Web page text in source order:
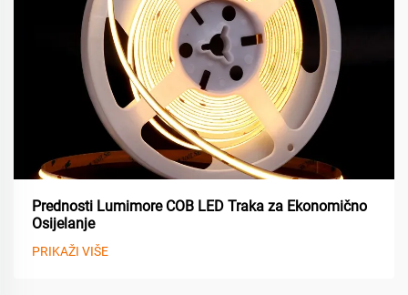
Prednosti Lumimore COB LED Traka za Ekonomično
Osijelanje
PRIKAŽI VIŠE